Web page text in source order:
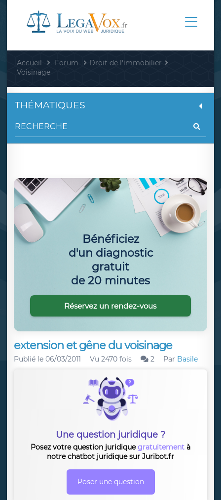
Accueil Forum
Droit de l'immobilier
Voisinage
extension et gêne du voisinage
Publié le 06/03/2011 Vu 2470 fois 2 Par Basile
Une question juridique ?
Posez votre question juridiquegratuitement à
notre chatbot juridique sur Juribot.fr
Poser une question
THÉMATIQUES
Bénéficiez
d'un diagnostic
gratuit
de 20 minutes
Réservez un rendez-vous